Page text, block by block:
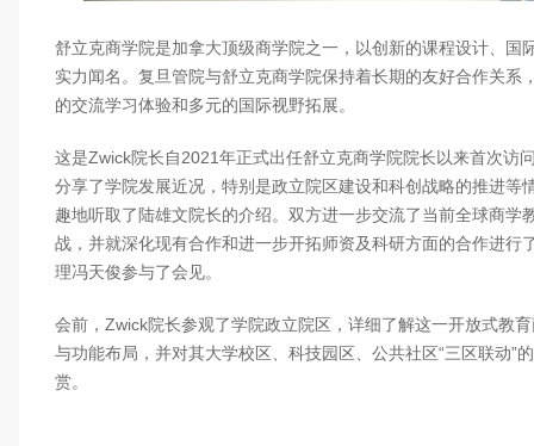
舒立克商学院是加拿大顶级商学院之一，以创新的课程设计、国
实力闻名。复旦管院与舒立克商学院保持着长期的友好合作关系
的交流学习体验和多元的国际视野拓展。
这是Zwick院长自2021年正式出任舒立克商学院院长以来首次访
分享了学院发展近况，特别是政立院区建设和科创战略的推进等
趣地听取了陆雄文院长的介绍。双方进一步交流了当前全球商学
战，并就深化现有合作和进一步开拓师资及科研方面的合作进行
理冯天俊参与了会见。
会前，Zwick院长参观了学院政立院区，详细了解这一开放式教
与功能布局，并对其大学校区、科技园区、公共社区“三区联动”
赏。